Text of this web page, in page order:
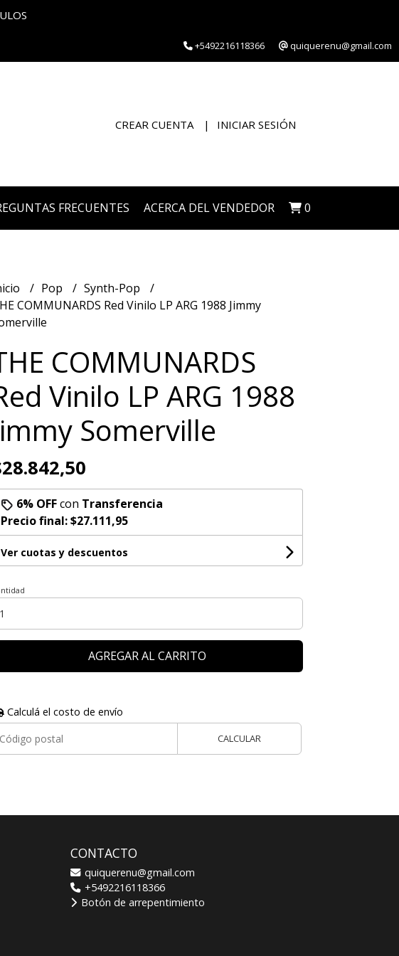
+5492216118366 quiquerenu@gmail.com
CREAR CUENTA INICIAR SESIÓN
FRECUENTES ACERCA DEL VENDEDOR 0
Pop
Synth-Pop
COMMUNARDS Red Vinilo LP ARG 1988 Jimmy
COMMUNARDS
Vinilo LP ARG 1988
Somerville
6% OFFcon Transferencia
Precio final:$27.111,95
Ver cuotas y descuentos
AGREGAR AL CARRITO
Calculá el costo de envío
CALCULAR
CONTACTO
quiquerenu@gmail.com
+5492216118366
Botón de arrepentimiento